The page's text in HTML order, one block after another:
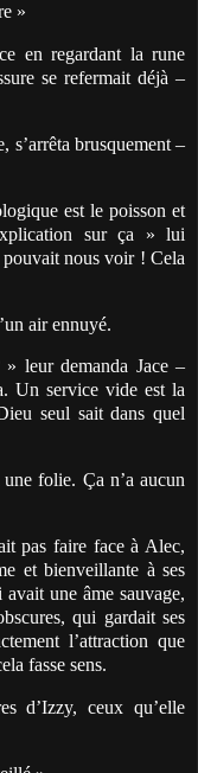
»
en regardant la rune
se refermait déjà –
s’arrêta brusquement –
est le poisson et
sur ça » lui
nous voir ! Cela
air ennuyé.
leur demanda Jace –
Un service vide est la
seul sait dans quel
folie. Ça n’a aucun
pas faire face à Alec,
et bienveillante à ses
une âme sauvage,
qui gardait ses
l’attraction que
fasse sens.
d’Izzy, ceux qu’elle